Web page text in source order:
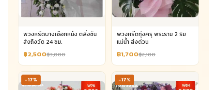
พวงหรีดบางเชือกหนัง ตลิ่งชัน
ส่งถึงวัด 24 ชม.
฿2,500฿3,000
พวงหรีดทุ่งครุ พระราม 2 ริม
แม่น้ำ ส่งด่วน
฿1,700฿2,100
-17% -17%